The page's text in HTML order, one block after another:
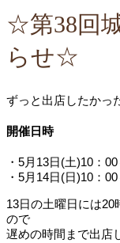
☆第38回
らせ☆
ずっと出店したかっ
開催日時
・5月13日(土)10：
・5月14日(日)10：
13日の土曜日には
ので
遅めの時間まで出店